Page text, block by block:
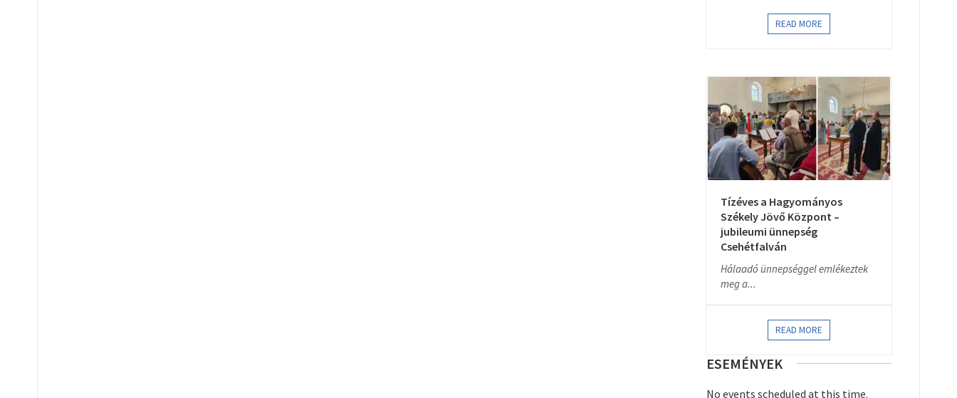
READ MORE
Tízéves a Hagyományos
Székely Jövő Központ –
jubileumi ünnepség
Csehétfalván
Hálaadó ünnepséggel emlékeztek
meg a...
READ MORE
ESEMÉNYEK
No events scheduled at this time.